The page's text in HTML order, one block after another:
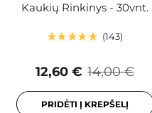
Kaukių Rinkinys - 30vnt.
143
14,00 €
12,60 €
PRIDĖTI Į KREPŠELĮ